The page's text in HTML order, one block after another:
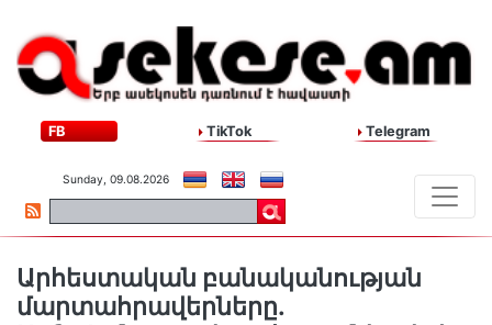
FB TikTok Telegram
Sunday, 09.08.2026
Արհեստական բանականության
մարտահրավերները․